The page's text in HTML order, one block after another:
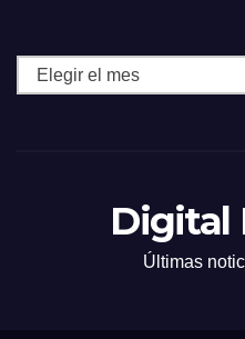
Archivos
Digital
Últimas